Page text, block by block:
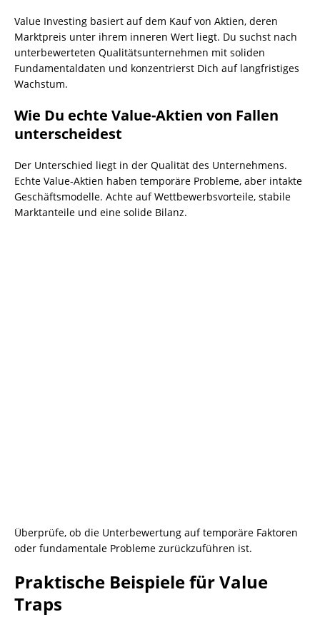
Value Investing basiert auf dem Kauf von Aktien, deren
Marktpreis unter ihrem inneren Wert liegt. Du suchst nach
unterbewerteten Qualitätsunternehmen mit soliden
Fundamentaldaten und konzentrierst Dich auf langfristiges
Wachstum.
Wie Du echte Value-Aktien von Fallen
unterscheidest
Der Unterschied liegt in der Qualität des Unternehmens.
Echte Value-Aktien haben temporäre Probleme, aber intakte
Geschäftsmodelle. Achte auf Wettbewerbsvorteile, stabile
Marktanteile und eine solide Bilanz.
Überprüfe, ob die Unterbewertung auf temporäre Faktoren
oder fundamentale Probleme zurückzuführen ist.
Praktische Beispiele für Value
Traps